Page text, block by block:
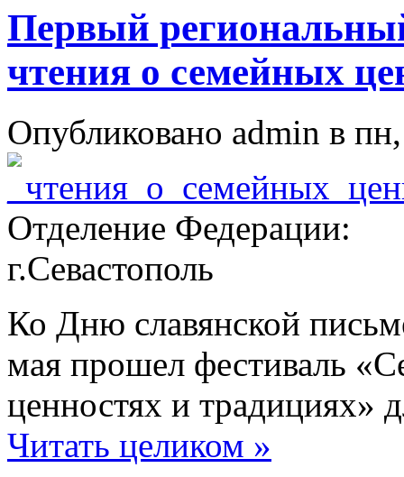
Первый
чтения о семейных
Опубликовано admin в
Отделение Федерации:
г.Севастополь
Ко Дню славянской
мая прошел фестиваль
ценностях и традициях»
Читать целиком »